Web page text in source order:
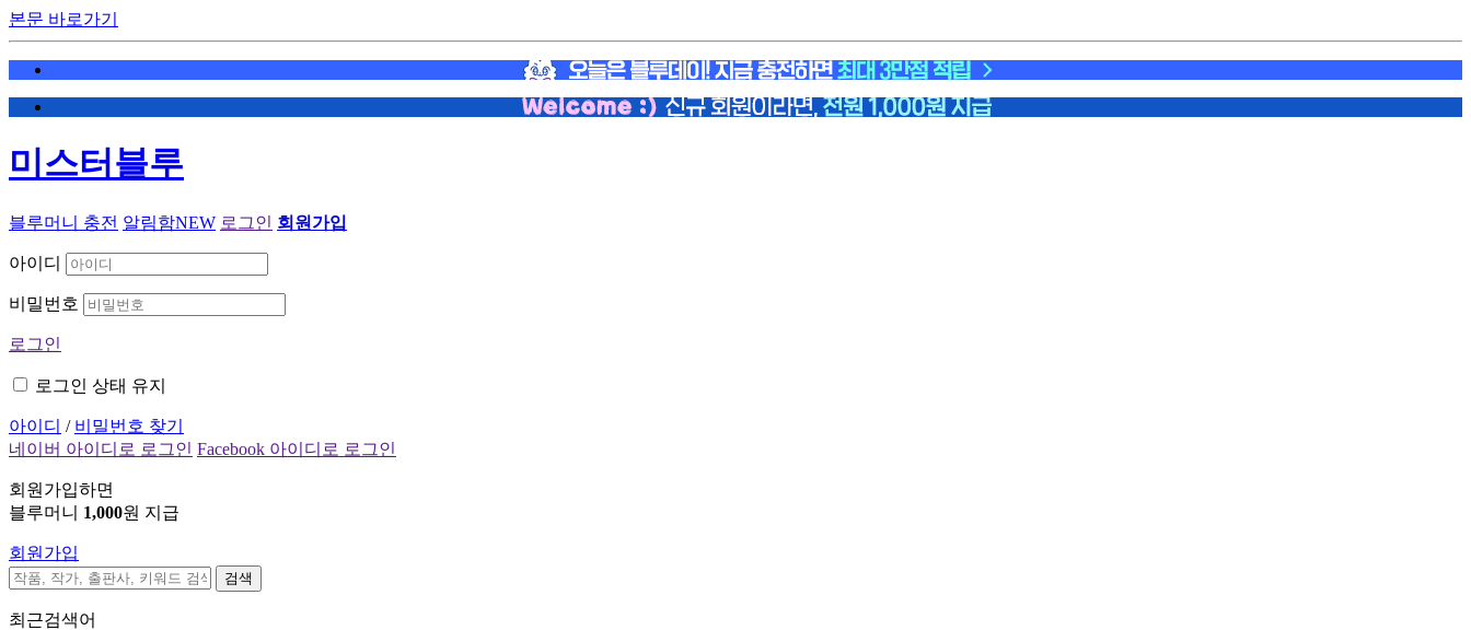
본문 바로가기
미스터블루
블루머니 충전 알림함NEW 로그인 회원가입
아이디
비밀번호
로그인
로그인 상태 유지
아이디 / 비밀번호 찾기
네이버 아이디로 로그인 Facebook 아이디로 로그인
회원가입하면
블루머니 1,000원 지급
회원가입
검색
최근검색어